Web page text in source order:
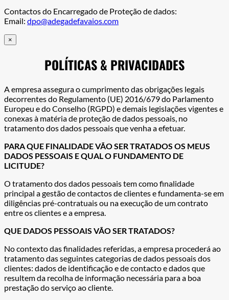
Contactos do Encarregado de Proteção de dados:
Email: dpo@adegadefavaios.com
×
POLÍTICAS & PRIVACIDADES
A empresa assegura o cumprimento das obrigações legais
decorrentes do Regulamento (UE) 2016/679 do Parlamento
Europeu e do Conselho (RGPD) e demais legislações vigentes e
conexas à matéria de proteção de dados pessoais, no
tratamento dos dados pessoais que venha a efetuar.
PARA QUE FINALIDADE VÃO SER TRATADOS OS MEUS
DADOS PESSOAIS E QUAL O FUNDAMENTO DE
LICITUDE?
O tratamento dos dados pessoais tem como finalidade
principal a gestão de contactos de clientes e fundamenta-se em
diligências pré-contratuais ou na execução de um contrato
entre os clientes e a empresa.
QUE DADOS PESSOAIS VÃO SER TRATADOS?
No contexto das finalidades referidas, a empresa procederá ao
tratamento das seguintes categorias de dados pessoais dos
clientes: dados de identificação e de contacto e dados que
resultem da recolha de informação necessária para a boa
prestação do serviço ao cliente.